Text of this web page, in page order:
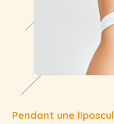
Pendant une